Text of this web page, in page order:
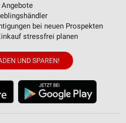
bei neuen Prospekten
stressfrei planen
UND SPAREN!